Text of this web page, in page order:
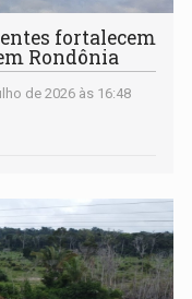
fortalecem
Rondônia
de 2026 às 16:48